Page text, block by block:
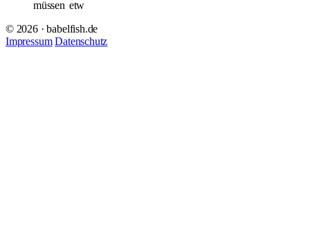
müssen etw
© 2026 · babelfish.de
Impressum Datenschutz